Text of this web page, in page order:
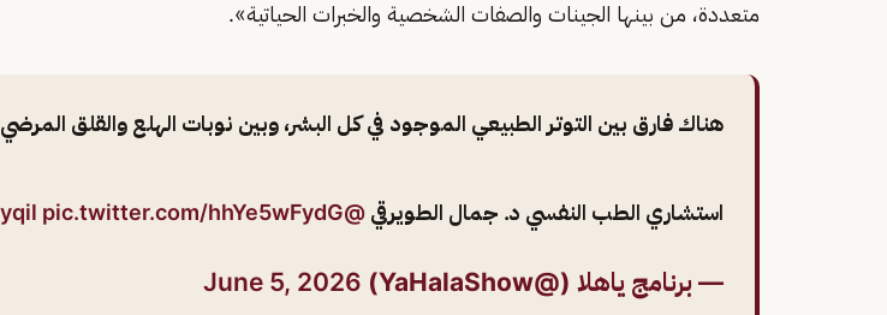
متعددة، من بينها الجينات والصفات الشخصية والخبرات الحياتية».
هناك فارق بين التوتر الطبيعي الموجود في كل البشر، وبين نوبات الهلع والقلق المرضي
استشاري الطب النفسي د. جمال الطويرقي @jalmuayqil
pic.twitter.com/hhYe5wFydG
— برنامج ياهلا (@YaHalaShow) June 5, 2026